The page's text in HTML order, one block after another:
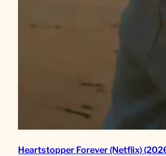
Heartstopper Forever (Netflix)